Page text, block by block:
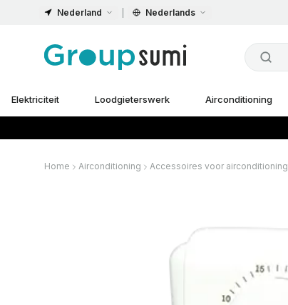
Nederland Nederlands
Elektriciteit Loodgieterswerk Airconditioning
Home Airconditioning Accessoires voor airconditioning